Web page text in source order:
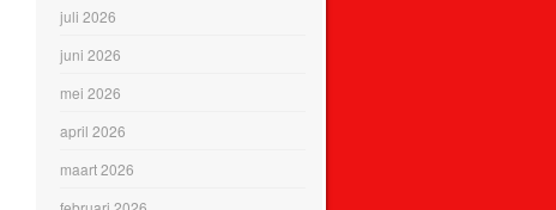
juli 2026
juni 2026
mei 2026
april 2026
maart 2026